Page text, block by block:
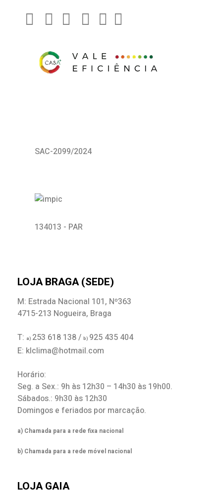
SAC-2099/2024
134013 - PAR
LOJA BRAGA (SEDE)
M: Estrada Nacional 101, Nº363
4715-213 Nogueira, Braga
T: a) 253 618 138 / b) 925 435 404
E: klclima@hotmail.com
Horário:
Seg. a Sex.: 9h às 12h30 – 14h30 às 19h00.
Sábados.: 9h30 às 12h30
Domingos e feriados por marcação.
a) Chamada para a rede fixa nacional
b) Chamada para a rede móvel nacional
LOJA GAIA